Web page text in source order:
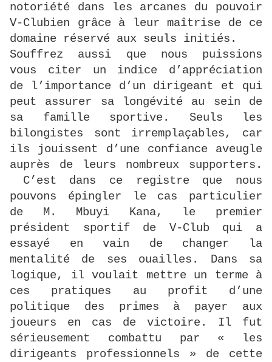
notoriété dans les arcanes du pouvoir
V-Clubien grâce à leur maîtrise de ce
domaine réservé aux seuls initiés.
Souffrez aussi que nous puissions
vous citer un indice d’appréciation
de l’importance d’un dirigeant et qui
peut assurer sa longévité au sein de
sa famille sportive. Seuls les
bilongistes sont irremplaçables, car
ils jouissent d’une confiance aveugle
auprès de leurs nombreux supporters.
C’est dans ce registre que nous
pouvons épingler le cas particulier
de M. Mbuyi Kana, le premier
président sportif de V-Club qui a
essayé en vain de changer la
mentalité de ses ouailles. Dans sa
logique, il voulait mettre un terme à
ces pratiques au profit d’une
politique des primes à payer aux
joueurs en cas de victoire. Il fut
sérieusement combattu par « les
dirigeants professionnels » de cette